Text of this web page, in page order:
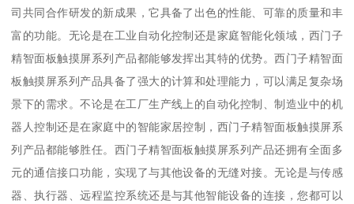
司共同合作研发的新成果，它具备了出色的性能、可靠的质量和丰
富的功能。无论是在工业自动化控制还是家庭智能化领域，西门子
精智面板触摸屏系列产品都能够发挥出其特的优势。西门子精智面
板触摸屏系列产品具备了强大的计算和处理能力，可以满足复杂场
景下的需求。不论是在工厂生产线上的自动化控制、制造业中的机
器人控制还是在家庭中的智能家居控制，西门子精智面板触摸屏系
列产品都能够胜任。西门子精智面板触摸屏系列产品还拥有全面多
元的通信接口功能，实现了与其他设备的无缝对接。无论是与传感
器、执行器、远程监控系统还是与其他智能设备的连接，您都可以